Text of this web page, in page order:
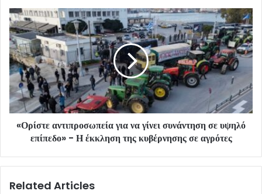
«Ορίστε αντιπροσωπεία για να γίνει συνάντηση σε υψηλό
επίπεδο» - Η έκκληση της κυβέρνησης σε αγρότες
Related Articles